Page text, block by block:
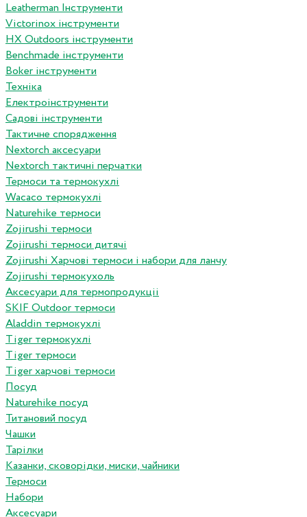
Leatherman Інструменти
Victorinox інструменти
HX Outdoors інструменти
Benchmade інструменти
Boker інструменти
Техніка
Електроінструменти
Садові інструменти
Тактичне спорядження
Nextorch аксесуари
Nextorch тактичні перчатки
Термоси та термокухлі
Wacaco термокухлі
Naturehike термоси
Zojirushi термоси
Zojirushi термоси дитячі
Zojirushi Харчові термоси і набори для ланчу
Zojirushi термокухоль
Аксесуари для термопродукціі
SKIF Outdoor термоси
Aladdin термокухлі
Tiger термокухлі
Tiger термоси
Tiger харчові термоси
Посуд
Naturehike посуд
Титановий посуд
Чашки
Тарілки
Казанки, сковорідки, миски, чайники
Термоси
Набори
Аксесуари